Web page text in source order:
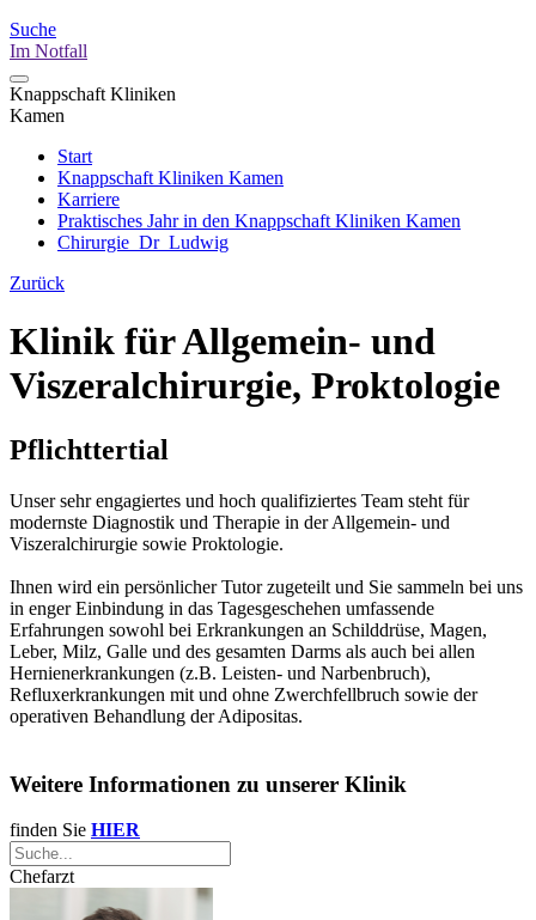
Suche
Im Notfall
Knappschaft Kliniken
Kamen
Start
Knappschaft Kliniken Kamen
Karriere
Praktisches Jahr in den Knappschaft Kliniken Kamen
Chirurgie_Dr_Ludwig
Zurück
Klinik für Allgemein- und
Viszeralchirurgie, Proktologie
Pflichttertial
Unser sehr engagiertes und hoch qualifiziertes Team steht für
modernste Diagnostik und Therapie in der Allgemein- und
Viszeralchirurgie sowie Proktologie.
Ihnen wird ein persönlicher Tutor zugeteilt und Sie sammeln bei uns
in enger Einbindung in das Tagesgeschehen umfassende
Erfahrungen sowohl bei Erkrankungen an Schilddrüse, Magen,
Leber, Milz, Galle und des gesamten Darms als auch bei allen
Hernienerkrankungen (z.B. Leisten- und Narbenbruch),
Refluxerkrankungen mit und ohne Zwerchfellbruch sowie der
operativen Behandlung der Adipositas.
Weitere Informationen zu unserer Klinik
finden Sie HIER
Chefarzt